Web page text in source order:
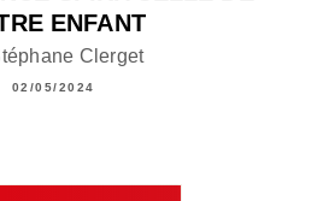
ENFANT
Clerget
02/05/2024